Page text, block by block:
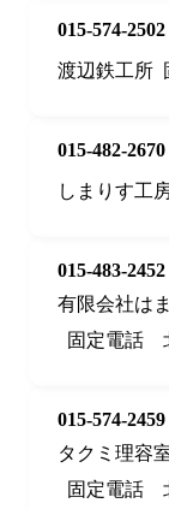
015-574-2502
渡辺鉄工所
015-482-2670
しまりす工
015-483-2452
有限会社は
固定電話
015-574-2459
タクミ理容
固定電話